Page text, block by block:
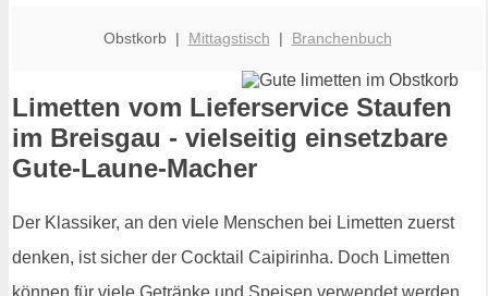
Obstkorb | Mittagstisch | Branchenbuch
Limetten vom Lieferservice Staufen
im Breisgau - vielseitig einsetzbare
Gute-Laune-Macher
Der Klassiker, an den viele Menschen bei Limetten zuerst
denken, ist sicher der Cocktail Caipirinha. Doch Limetten